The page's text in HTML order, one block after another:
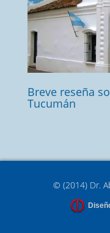
Breve reseña
Tucumán
© (2014) Dr.